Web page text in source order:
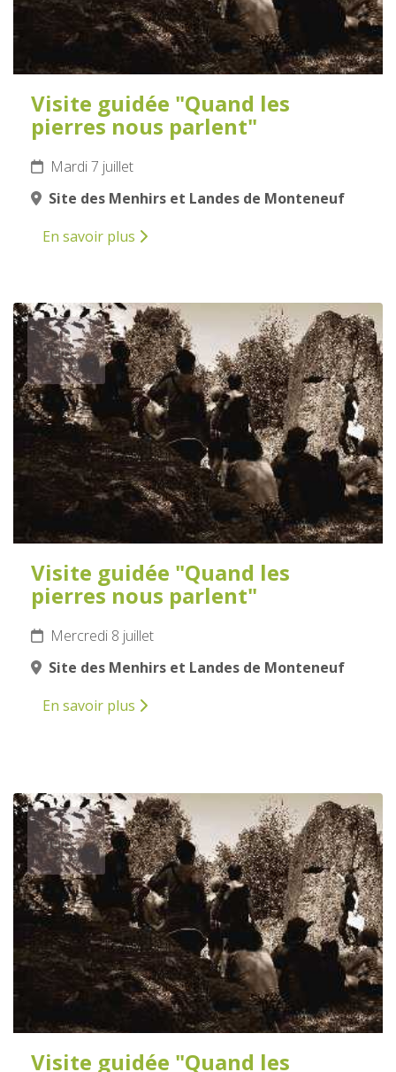
Visite guidée "Quand les
pierres nous parlent"
Mardi 7 juillet
Site des Menhirs et Landes de Monteneuf
En savoir plus
8
JUILLET
2026
Visite guidée "Quand les
pierres nous parlent"
Mercredi 8 juillet
Site des Menhirs et Landes de Monteneuf
En savoir plus
9
JUILLET
2026
Visite guidée "Quand les